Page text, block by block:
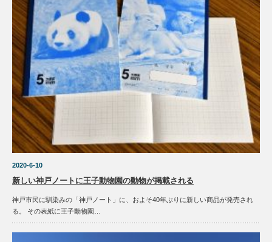
2020-6-10
新しい神戸ノートに王子動物園の動物が掲載される
神戸市民に馴染みの「神戸ノート」に、およそ40年ぶりに新しい商品が発売され
る。 その表紙に王子動物園…